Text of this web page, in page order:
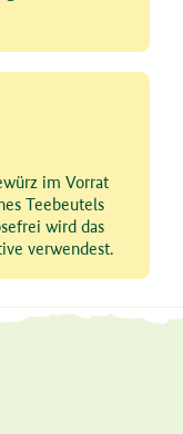
im Vorrat
Teebeutels
wird das
verwendest.